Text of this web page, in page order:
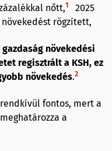
nőtt,1
2025
növekedést rögzített,
növekedési
regisztrált a KSH, ez
növekedés.2
fontos, mert a
a